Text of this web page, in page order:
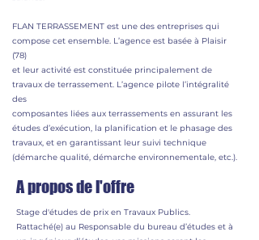
FLAN TERRASSEMENT est une des entreprises qui
compose cet ensemble. L’agence est basée à Plaisir
(78)
et leur activité est constituée principalement de
travaux de terrassement. L’agence pilote l’intégralité
des
composantes liées aux terrassements en assurant les
études d’exécution, la planification et le phasage des
travaux, et en garantissant leur suivi technique
(démarche qualité, démarche environnementale, etc.).
A propos de l'offre
Stage d'études de prix en Travaux Publics.
Rattaché(e) au Responsable du bureau d’études et à